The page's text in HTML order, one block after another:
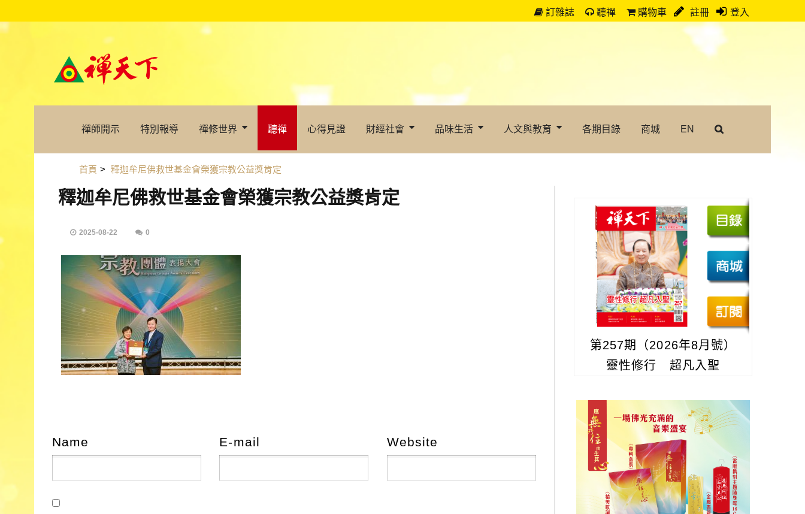
訂雜誌 聽禪 購物車 註冊 登入
禪師開示 特別報導 禪修世界 聽禪 心得見證 財經社會 品味生活 人文與教育 各期目錄 商城 EN
首頁 > 釋迦牟尼佛救世基金會榮獲宗教公益獎肯定
釋迦牟尼佛救世基金會榮獲宗教公益獎肯定
2025-08-22 0
Name E-mail Website
第257期（2026年8月號）
靈性修行 超凡入聖